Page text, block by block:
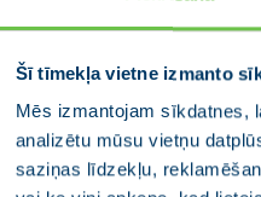
Šī tīmekļa vietne izmanto
Mēs izmantojam sīkdatnes,
analizētu mūsu vietņu
saziņas līdzekļu,
Latvijas cilvēkiem ir
izaugsmei, tādēļ
@VL_TBLNNK
un
— Krišjānis Kariņš